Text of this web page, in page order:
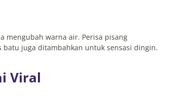
mengubah warna air. Perisa pisang
batu juga ditambahkan untuk sensasi dingin.
Viral